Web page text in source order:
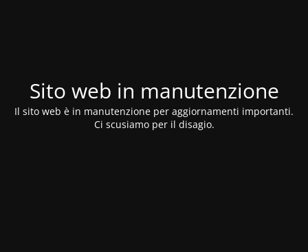
Sito web in manutenzione
Il sito web è in manutenzione per aggiornamenti importanti.
Ci scusiamo per il disagio.